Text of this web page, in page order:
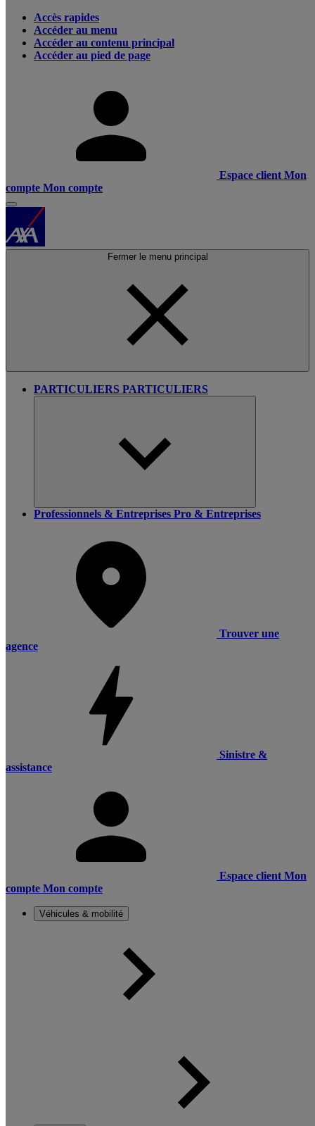
Accès rapides
Accéder au menu
Accéder au contenu principal
Accéder au pied de page
Espace client Mon
compte Mon compte
Fermer le menu principal
PARTICULIERS PARTICULIERS
Professionnels & Entreprises Pro & Entreprises
Trouver une
agence
Sinistre &
assistance
Espace client Mon
compte Mon compte
Véhicules & mobilité